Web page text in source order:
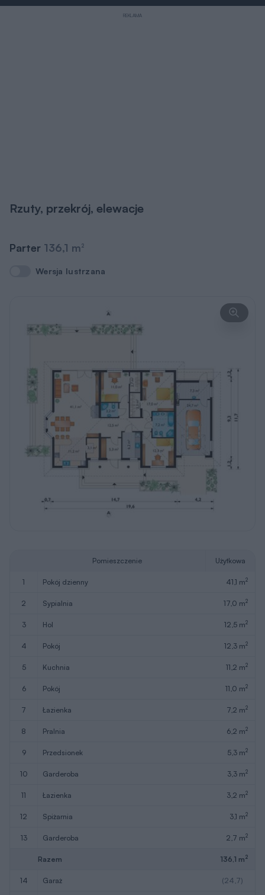
REKLAMA
Rzuty, przekrój, elewacje
Parter 136,1 m2
Wersja lustrzana
Wersja lustrzana
Pomieszczenie Użytkowa
1 pokój dzienny 41,1 m2
2 sypialnia 17,0 m2
3 hol 12,5 m2
4 pokój 12,3 m2
5 kuchnia 11,2 m2
6 pokój 11,0 m2
7 łazienka 7,2 m2
8 pralnia 6,2 m2
9 przedsionek 5,3 m2
10 garderoba 3,3 m2
11 łazienka 3,2 m2
12 spiżarnia 3,1 m2
13 garderoba 2,7 m2
Razem 136,1 m2
14 garaż (24,7)